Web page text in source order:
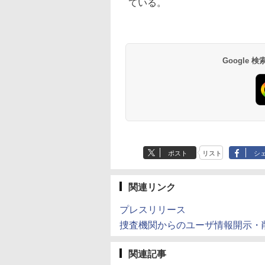
ている。
Google 検
ポスト リスト シ
関連リンク
プレスリリース
捜査機関からのユーザ情報開示・
関連記事